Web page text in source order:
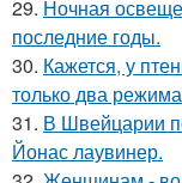
29. Ночная
последние годы.
30. Кажется, у
только два
31. В Швейцарии
Йонас лаувинер.